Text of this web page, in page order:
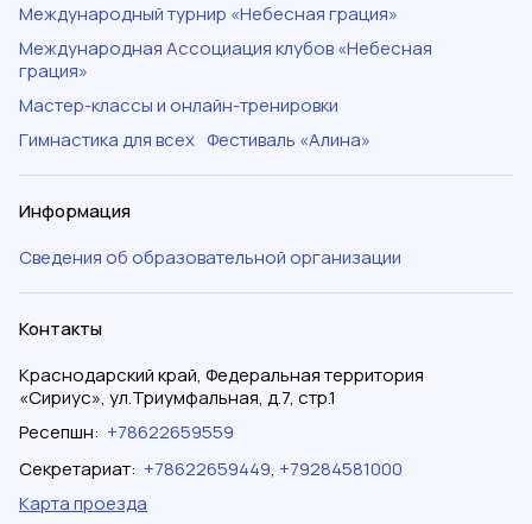
Международный турнир «Небесная грация»
Международная Ассоциация клубов «Небесная
грация»
Мастер-классы и онлайн-тренировки
Гимнастика для всех Фестиваль «Алина»
Информация
Сведения об образовательной организации
Контакты
Краснодарский край, Федеральная территория
«Сириус», ул.Триумфальная, д.7, стр.1
Ресепшн: +78622659559
Секретариат: +78622659449, +79284581000
Карта проезда